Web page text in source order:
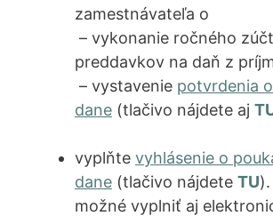
zamestnávateľa o
– vykonanie ročného
preddavkov na daň z
– vystavenie potvrdenia
dane (tlačivo nájdete aj
vyplňte vyhlásenie o
dane (tlačivo nájdete TU
možné vyplniť aj